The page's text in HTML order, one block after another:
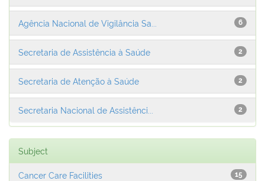
6
Agência Nacional de Vigilância Sa...
2
Secretaria de Assistência à Saúde
2
Secretaria de Atenção à Saúde
2
Secretaria Nacional de Assistênci...
Subject
15
Cancer Care Facilities